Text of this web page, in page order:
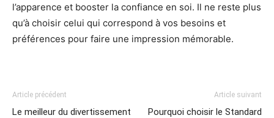
l’apparence et booster la confiance en soi. Il ne reste plus
qu’à choisir celui qui correspond à vos besoins et
préférences pour faire une impression mémorable.
Article précédent
Le meilleur du divertissement
Article suivant
Pourquoi choisir le Standard